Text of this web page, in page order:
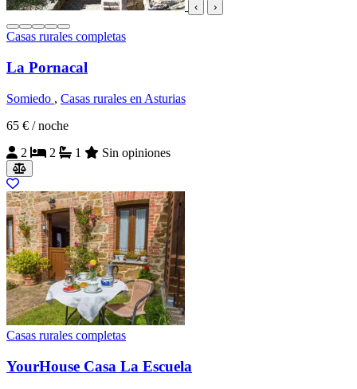
‹ ›
Casas rurales completas
La Pornacal
Somiedo , Casas rurales en Asturias
65 € / noche
2
2 1 Sin opiniones
Casas rurales completas
YourHouse Casa La Escuela